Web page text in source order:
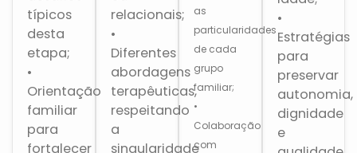
típicos
desta
etapa;
•
Orientação
familiar
para
fortalecer
relacionais;
•
Diferentes
abordagens
terapêuticas,
respeitando
a
singularidade
as
particularidades
de cada
grupo
familiar;
•
Colaboração
com
•
Estratégias
para
preservar
autonomia,
dignidade
e